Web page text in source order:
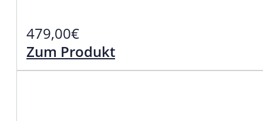
479,00€
Zum Produkt